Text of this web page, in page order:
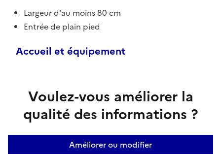
Largeur d'au moins 80 cm
Entrée de plain pied
Accueil et équipement
Voulez-vous améliorer la
qualité des informations ?
Améliorer ou modifier